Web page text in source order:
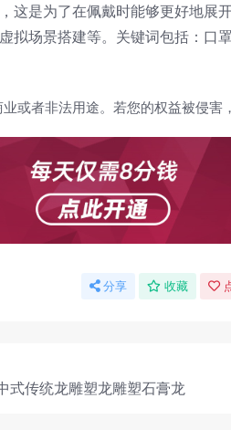
这是为了在佩戴时能够更好地展
拟场景搭建等。关键词包括：口
或者非法用途。若您的权益被侵害
分享 收藏
式传统龙雕塑龙雕塑石膏龙